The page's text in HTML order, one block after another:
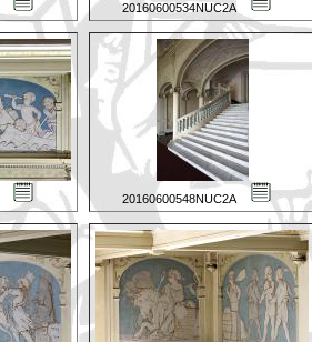
20160600534NUC2A
20160600548NUC2A